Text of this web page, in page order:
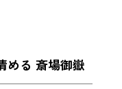
める 斎場御嶽